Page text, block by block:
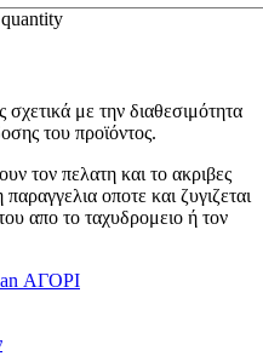
με την διαθεσιμότητα
του προϊόντος.
τον πελατη και το ακριβες
οποτε και ζυγιζεται
απο το ταχυδρομειο ή τον
ΑΓΟΡΙ